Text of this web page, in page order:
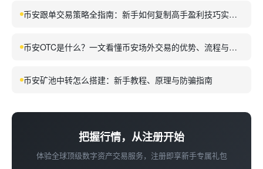
币安跟单交易策略全指南：新手如何复制高手盈利技巧实现
币安OTC是什么？一文看懂币安场外交易的优势、流程与使
币安矿池中转怎么搭建：新手教程、原理与防骗指南
把握行情，从注册开始
体验全球顶级数字资产交易服务，注册即享新手专属礼包